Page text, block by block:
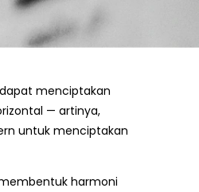
menciptakan
— artinya,
untuk menciptakan
harmoni